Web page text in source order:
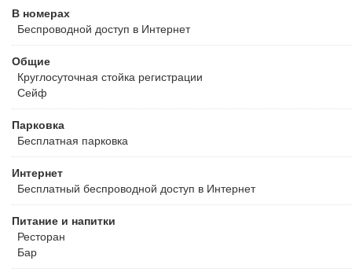
В номерах
Беспроводной доступ в Интернет
Общие
Круглосуточная стойка регистрации
Сейф
Парковка
Бесплатная парковка
Интернет
Бесплатный беспроводной доступ в Интернет
Питание и напитки
Ресторан
Бар